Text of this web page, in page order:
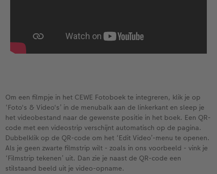
Om een filmpje in het CEWE Fotoboek te integreren, klik je op
‘Foto's & Video's’ in de menubalk aan de linkerkant en sleep je
het videobestand naar de gewenste positie in het boek. Een QR-
code met een videostrip verschijnt automatisch op de pagina.
Dubbelklik op de QR-code om het ‘Edit Video’-menu te openen.
Als je geen zwarte filmstrip wilt - zoals in ons voorbeeld - vink je
‘Filmstrip tekenen’ uit. Dan zie je naast de QR-code een
stilstaand beeld uit je video-opname.